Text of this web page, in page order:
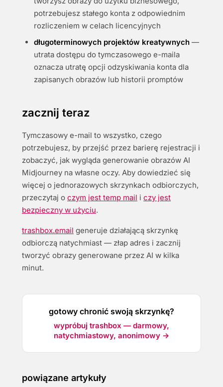
potrzebujesz stałego konta z odpowiednim
rozliczeniem w celach licencyjnych
długoterminowych projektów kreatywnych —
utrata dostępu do tymczasowego e-maila
oznacza utratę opcji odzyskiwania konta dla
zapisanych obrazów lub historii promptów
zacznij teraz
Tymczasowy e-mail to wszystko, czego
potrzebujesz, by przejść przez barierę rejestracji i
zobaczyć, jak wygląda generowanie obrazów AI
Midjourney na własne oczy. Aby dowiedzieć się
więcej o jednorazowych skrzynkach odbiorczych,
przeczytaj o czym jest temp mail i czy jest
bezpieczny w użyciu.
trashbox.email generuje działającą skrzynkę
odbiorczą natychmiast — złap adres i zacznij
tworzyć obrazy generowane przez AI w kilka
minut.
gotowy chronić swoją skrzynkę?
wypróbuj trashbox — darmowy,
natychmiastowy, anonimowy →
powiązane artykuły